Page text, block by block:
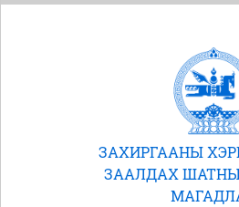
ЗАХИРГААНЫ
ЗААЛДАХ